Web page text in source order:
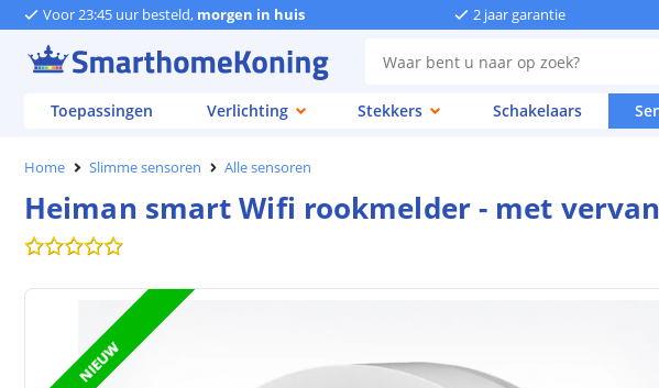
Voor 23:45 uur besteld, morgen in huis 2 jaar garantie
Toepassingen Verlichting Stekkers Schakelaars
Home Slimme sensoren Alle sensoren
Heiman smart Wifi rookmelder - met
NIEUW